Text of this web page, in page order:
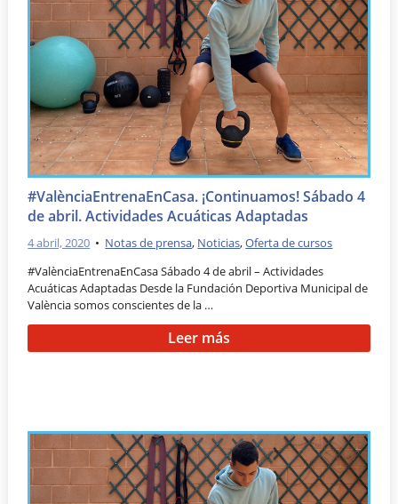
#ValènciaEntrenaEnCasa. ¡Continuamos! Sábado 4
de abril. Actividades Acuáticas Adaptadas
4 abril, 2020 • Notas de prensa, Noticias,Oferta de cursos
#ValènciaEntrenaEnCasa Sábado 4 de abril – Actividades
Acuáticas Adaptadas Desde la Fundación Deportiva Municipal de
València somos conscientes de la …
Leer más